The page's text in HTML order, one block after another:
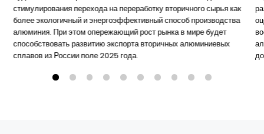
стимулирования перехода на переработку вторичного сырья как
более экологичный и энергоэффективный способ производства
алюминия. При этом опережающий рост рынка в мире будет
способствовать развитию экспорта вторичных алюминиевых
сплавов из России поле 2025 года.